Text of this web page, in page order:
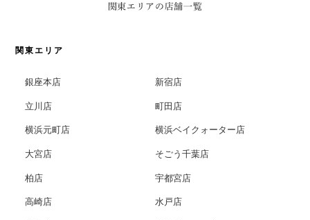
関東エリアの店舗一覧
関東エリア
銀座本店 新宿店
立川店 町田店
横浜元町店 横浜ベイクォーター店
大宮店 そごう千葉店
柏店 宇都宮店
高崎店 水戸店